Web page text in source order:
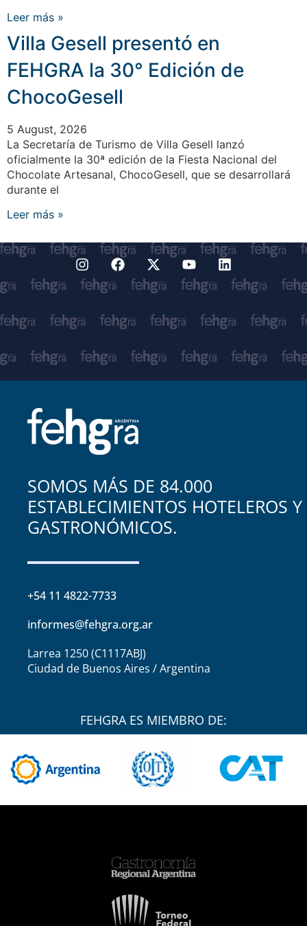
Leer más »
Villa Gesell presentó en
FEHGRA la 30° Edición de
ChocoGesell
5 August, 2026
La Secretaría de Turismo de Villa Gesell lanzó
oficialmente la 30ª edición de la Fiesta Nacional del
Chocolate Artesanal, ChocoGesell, que se desarrollará
durante el
Leer más »
SOMOS MÁS DE 84.000
ESTABLECIMIENTOS HOTELEROS Y
GASTRONÓMICOS.
+54 11 4822-7733
informes@fehgra.org.ar
Larrea 1250 (C1117ABJ)
Ciudad de Buenos Aires / Argentina
FEHGRA ES MIEMBRO DE: